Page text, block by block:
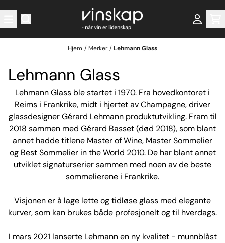
Hopp til innhold
Hjem / Merker /Lehmann Glass
Lehmann Glass
Lehmann Glass ble startet i 1970. Fra hovedkontoret i
Reims i Frankrike, midt i hjertet av Champagne, driver
glassdesigner Gérard Lehmann produktutvikling. Fram til
2018 sammen med Gérard Basset (død 2018), som blant
annet hadde titlene Master of Wine, Master Sommelier
og Best Sommelier in the World 2010. De har blant annet
utviklet signaturserier sammen med noen av de beste
sommelierene i Frankrike.
Visjonen er å lage lette og tidløse glass med elegante
kurver, som kan brukes både profesjonelt og til hverdags.
I mars 2021 lanserte Lehmann en ny kvalitet - munnblåst